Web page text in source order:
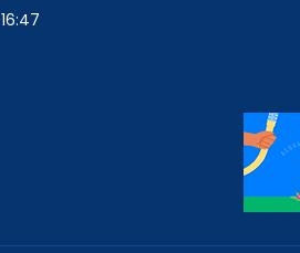
16:47